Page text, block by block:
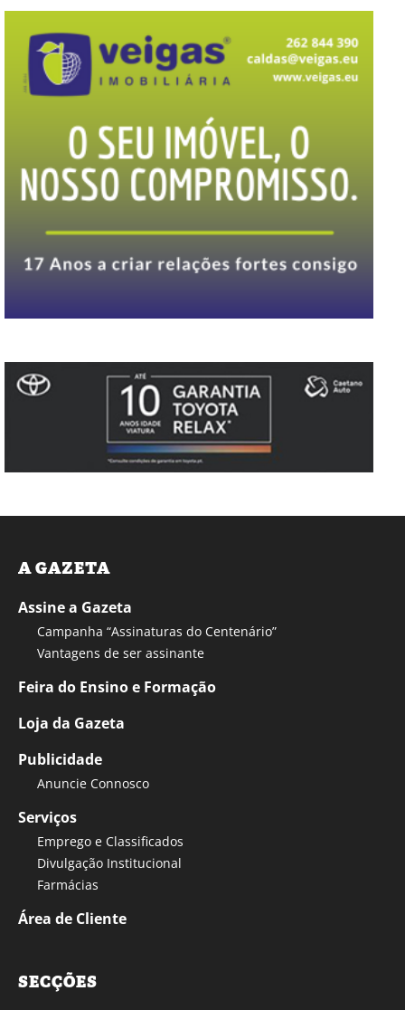
A GAZETA
Assine a Gazeta
Campanha “Assinaturas do Centenário”
Vantagens de ser assinante
Feira do Ensino e Formação
Loja da Gazeta
Publicidade
Anuncie Connosco
Serviços
Emprego e Classificados
Divulgação Institucional
Farmácias
Área de Cliente
SECÇÕES